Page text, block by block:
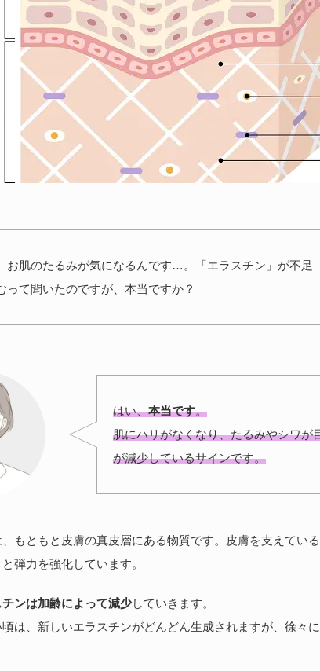
お肌のたるみが気になるんです…。「エラスチン」が不足
って聞いたのですが、本当ですか？
はい、本当です。
肌にハリがなくなり、たるみやシワが
が減少しているサインです。
もともと皮膚の真皮層にある物質です。皮膚を支えてい
弾力を強化しています。
チンは加齢によって減少していきます。
は、新しいエラスチンがどんどん生成されますが、徐々